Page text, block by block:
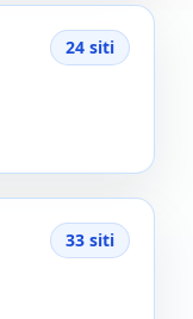
24 siti
33 siti